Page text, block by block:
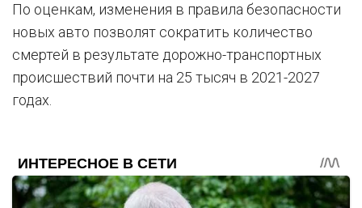
По оценкам, изменения в правила безопасности
новых авто позволят сократить количество
смертей в результате дорожно-транспортных
происшествий почти на 25 тысяч в 2021-2027
годах.